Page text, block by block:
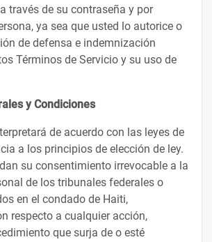
través de su contraseña y por
ya sea que usted lo autorice o
de defensa e indemnización
Términos de Servicio y su uso de
y Condiciones
de acuerdo con las leyes de
a los principios de elección de ley.
su consentimiento irrevocable a la
de los tribunales federales o
en el condado de Haiti,
respecto a cualquier acción,
que surja de o esté